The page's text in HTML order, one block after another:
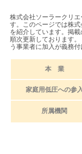
株式会社ソーラークリ
す。このページでは株
を紹介しています。掲
順次更新しております
う事業者に加入が義務
本 業
家庭用低圧への参
所属機関